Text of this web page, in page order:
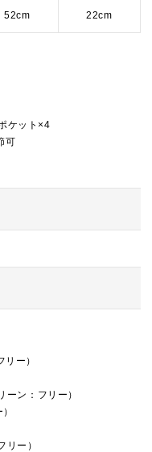
52cm 22cm
ケット×4
可
ー）
ン：フリー）
ー）